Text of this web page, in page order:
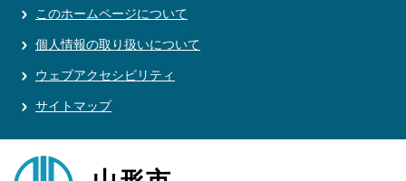
このホームページについて
個人情報の取り扱いについて
ウェブアクセシビリティ
サイトマップ